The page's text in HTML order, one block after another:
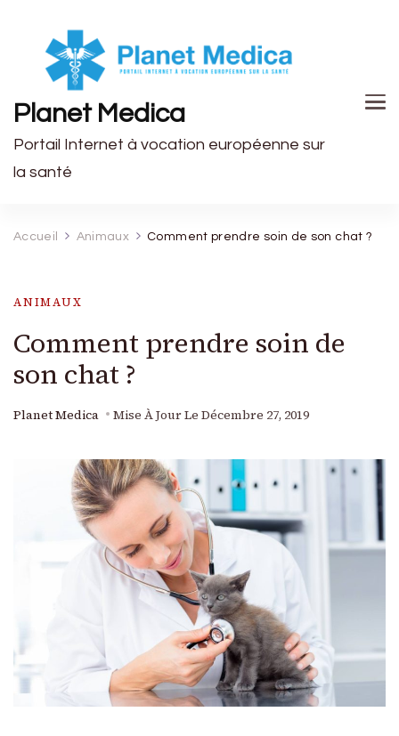
Planet Medica
Portail Internet à vocation européenne sur
la santé
Accueil Animaux Comment prendre soin de son chat ?
ANIMAUX
Comment prendre soin de
son chat ?
Planet Medica Mise À Jour Le Décembre 27, 2019